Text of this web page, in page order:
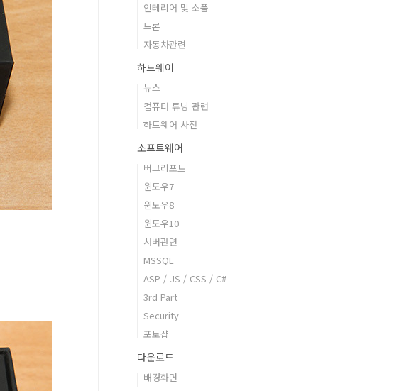
인테리어 및 소품
드론
자동차관련
하드웨어
뉴스
컴퓨터 튜닝 관련
하드웨어 사전
소프트웨어
버그리포트
윈도우7
윈도우8
윈도우10
서버관련
MSSQL
ASP / JS / CSS / C#
3rd Part
Security
포토샵
다운로드
배경화면